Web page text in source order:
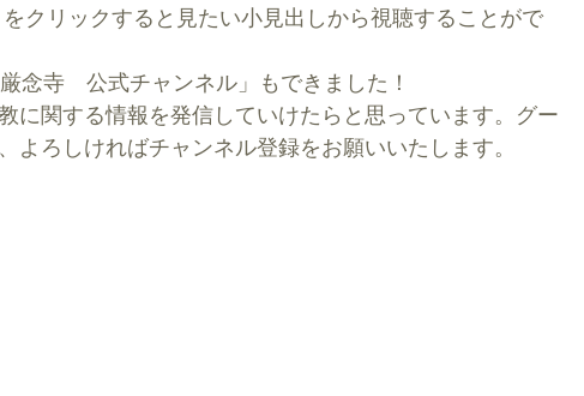
念寺　公式チャンネル」もできました！
に関する情報を発信していけたらと思っています。グー
よろしければチャンネル登録をお願いいたします。